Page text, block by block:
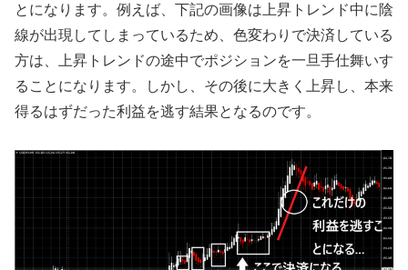
とになります。例えば、下記の画像は上昇トレンド中に陰
線が出現してしまっているため、色変わりで決済している
方は、上昇トレンドの途中でポジションを一旦手仕舞いす
ることになります。しかし、その後に大きく上昇し、本来
得るはずだった利益を逃す結果となるのです。